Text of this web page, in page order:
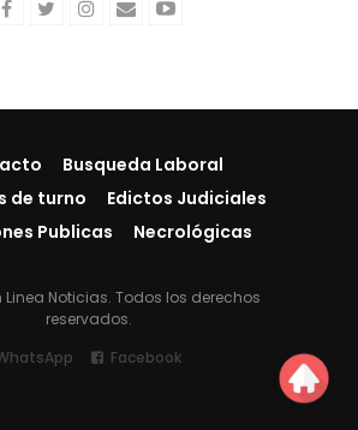
Busqueda Laboral
de turno
Edictos Judiciales
Publicas
Necrológicas
Linea Noticias. Todos los derechos
reservados.
Facebook